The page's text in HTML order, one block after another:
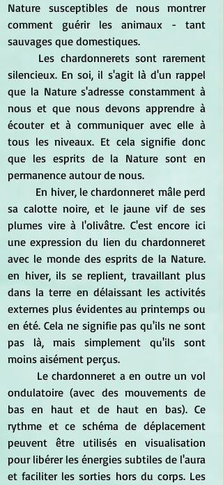
Nature susceptibles de nous montrer
comment guérir les animaux - tant
sauvages que domestiques.
silencieux. En soi, il s'agit là d'un rappel
que la Nature s'adresse constamment à
nous et que nous devons apprendre à
écouter et à communiquer avec elle à
tous les niveaux. Et cela signifie donc
que les esprits de la Nature sont en
permanence autour de nous.
sa calotte noire, et le jaune vif de ses
plumes vire à l'olivâtre. C'est encore ici
une expression du lien du chardonneret
avec le monde des esprits de la Nature.
en hiver, ils se replient, travaillant plus
dans la terre en délaissant les activités
externes plus évidentes au printemps ou
en été. Cela ne signifie pas qu'ils ne sont
pas là, mais simplement qu'ils sont
moins aisément perçus.
ondulatoire (avec des mouvements de
bas en haut et de haut en bas). Ce
rythme et ce schéma de déplacement
peuvent être utilisés en visualisation
pour libérer les énergies subtiles de l'aura
et faciliter les sorties hors du corps. Les